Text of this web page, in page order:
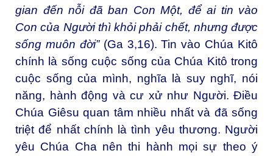
gian đến nỗi đã ban Con Một, để ai tin vào
Con của Người thì khỏi phải chết, nhưng được
sống muôn đời”(Ga 3,16). Tin vào Chúa Kitô
chính là sống cuộc sống của Chúa Kitô trong
cuộc sống của mình, nghĩa là suy nghĩ, nói
năng, hành động và cư xử như Người. Ðiều
Chúa Giêsu quan tâm nhiều nhất và đã sống
triệt để nhất chính là tình yêu thương. Người
yêu Chúa Cha nên thi hành mọi sự theo ý